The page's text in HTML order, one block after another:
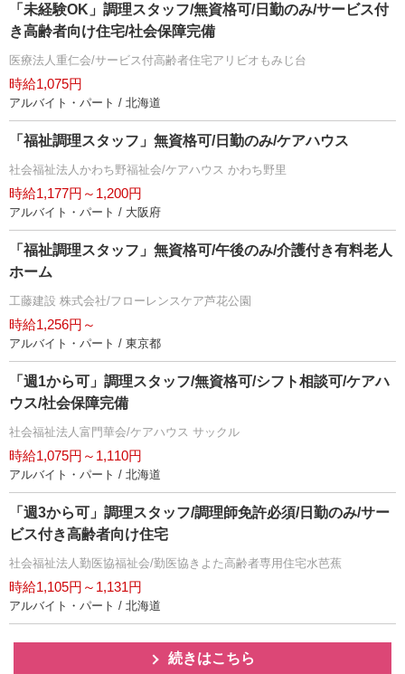
「未経験OK」調理スタッフ/無資格可/日勤のみ/サービス付
き高齢者向け住宅/社会保障完備
医療法人重仁会/サービス付高齢者住宅アリビオもみじ台
時給1,075円
アルバイト・パート / 北海道
「福祉調理スタッフ」無資格可/日勤のみ/ケアハウス
社会福祉法人かわち野福祉会/ケアハウス かわち野里
時給1,177円～1,200円
アルバイト・パート / 大阪府
「福祉調理スタッフ」無資格可/午後のみ/介護付き有料老人
ホーム
工藤建設 株式会社/フローレンスケア芦花公園
時給1,256円～
アルバイト・パート / 東京都
「週1から可」調理スタッフ/無資格可/シフト相談可/ケアハ
ウス/社会保障完備
社会福祉法人富門華会/ケアハウス サックル
時給1,075円～1,110円
アルバイト・パート / 北海道
「週3から可」調理スタッフ/調理師免許必須/日勤のみ/サー
ビス付き高齢者向け住宅
社会福祉法人勤医協福祉会/勤医協きよた高齢者専用住宅水芭蕉
時給1,105円～1,131円
アルバイト・パート / 北海道
続きはこちら